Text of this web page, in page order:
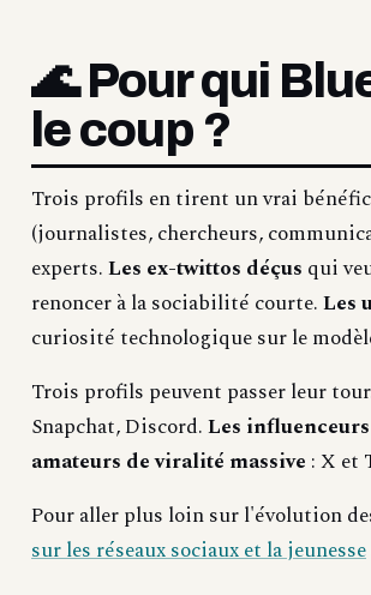
🌊 Pour qui
le coup ?
Trois profils en tirent un vrai
(journalistes, chercheurs,
experts.Les ex-twittos déçus qui
renoncer à la sociabilité courte.Les
curiosité technologique sur le
Trois profils peuvent passer leur
Snapchat, Discord.Les
amateurs de viralité massive : X et
Pour aller plus loin sur l'évolution
sur les réseaux sociaux et la jeunesse